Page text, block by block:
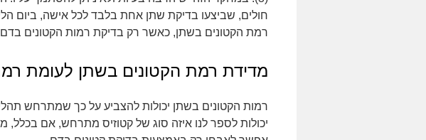
חולים, שביצעו בדיקת שתן אחת בלבד לכל אישה, ביום
רמת הקטונים בשתן, כאשר רק בדיקת רמות הקטונים
מדידת רמת הקטונים בשתן לעומת
רמות הקטונים בשתן יכולות להצביע על כך שמתרחש
יכולות לספר לנו איזה סוג של קטוזיס מתרחש, אם